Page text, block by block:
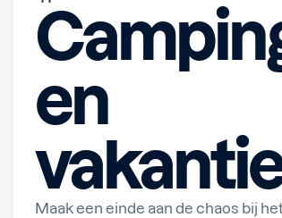
en
Maak een einde aan de chaos bij